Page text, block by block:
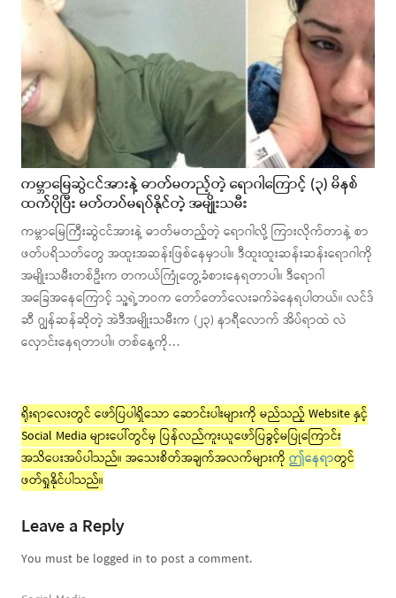
ကမ္ဘာမြေဆွဲငင်အားနဲ့ ဓာတ်မတည့်တဲ့ ရောဂါကြောင့် (၃) မိနစ်
ထက်ပိုပြီး မတ်တပ်မရပ်နိုင်တဲ့ အမျိုးသမီး
ကမ္ဘာမြေကြီးဆွဲငင်အားနဲ့ ဓာတ်မတည့်တဲ့ ရောဂါလို့ ကြားလိုက်တာနဲ့ စာ
ဖတ်ပရိသတ်တွေ အထူးအဆန်းဖြစ်နေမှာပါ။ ဒီထူးထူးဆန်းဆန်းရောဂါကို
အမျိုးသမီးတစ်ဦးက တကယ်ကြုံတွေ့ခံစားနေရတာပါ။ ဒီရောဂါ
အခြေအနေကြောင့် သူ့ရဲ့ဘဝက တော်တော်လေးခက်ခဲနေရပါတယ်။ လင်ဒ်
ဆီ ဂျွန်ဆန်ဆိုတဲ့ အဲဒီအမျိုးသမီးက (၂၃) နာရီလောက် အိပ်ရာထဲ လဲ
လှောင်းနေရတာပါ။ တစ်နေ့ကို…
ရိုးရာလေးတွင် ဖော်ပြပါရှိသော ဆောင်းပါးများကို မည်သည့် Website နှင့်
Social Media များပေါ်တွင်မှ ပြန်လည်ကူးယူဖော်ပြခွင့်မပြုကြောင်း
အသိပေးအပ်ပါသည်။ အသေးစိတ်အချက်အလက်များကို ဤနေရာတွင်
ဖတ်ရှုနိုင်ပါသည်။
Leave a Reply
You must be logged in to post a comment.